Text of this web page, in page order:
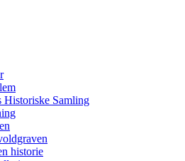
Historiske Samling
historie